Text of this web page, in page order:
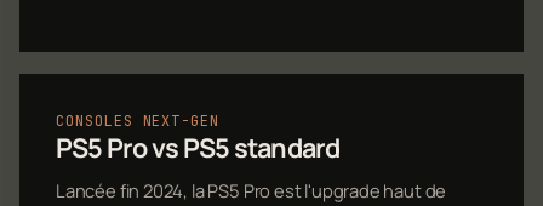
CONSOLES NEXT-GEN
PS5 Pro vs PS5 standard
Lancée fin 2024, la PS5 Pro est l'upgrade haut de